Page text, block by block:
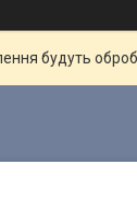
будуть